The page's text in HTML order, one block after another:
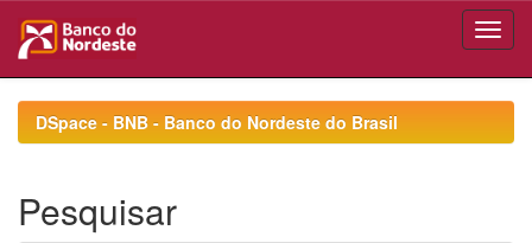
navigationDSpace - BNB - Banco do Nordeste do Brasil
Pesquisar